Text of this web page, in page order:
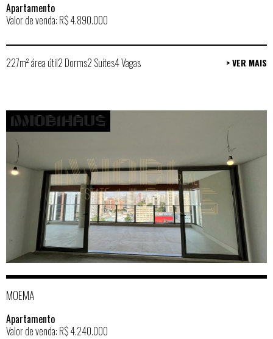
Apartamento
Valor de venda: R$ 4.890.000
227m² área útil2 Dorms2 Suítes4 Vagas > VER MAIS
MOEMA
Apartamento
Valor de venda: R$ 4.240.000